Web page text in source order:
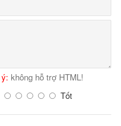
không hỗ trợ HTML!
Tốt